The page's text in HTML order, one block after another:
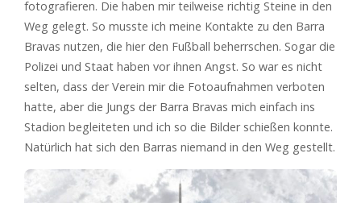
fotografieren. Die haben mir teilweise richtig Steine in den
Weg gelegt. So musste ich meine Kontakte zu den Barra
Bravas nutzen, die hier den Fußball beherrschen. Sogar die
Polizei und Staat haben vor ihnen Angst. So war es nicht
selten, dass der Verein mir die Fotoaufnahmen verboten
hatte, aber die Jungs der Barra Bravas mich einfach ins
Stadion begleiteten und ich so die Bilder schießen konnte.
Natürlich hat sich den Barras niemand in den Weg gestellt.